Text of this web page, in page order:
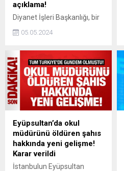
açıklama!
Diyanet İşleri Başkanlığı, bir
görevlileri için yapılan yemek
gerçeği yansıtmadığını,
haberle alakalı hukuki
yollara başvurulacağını
açıkladı.
05.05.2024
Eyüpsultan’da okul
müdürünü öldüren şahıs
hakkında yeni gelişme!
Karar verildi
İstanbulun Eyüpsultan